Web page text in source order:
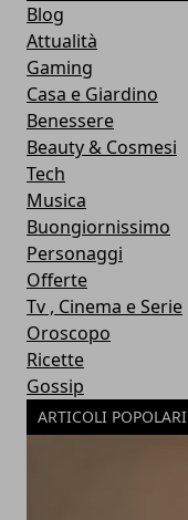
Blog
Attualità
Gaming
Casa e Giardino
Benessere
Beauty & Cosmesi
Tech
Musica
Buongiornissimo
Personaggi
Offerte
Tv , Cinema e Serie
Oroscopo
Ricette
Gossip
ARTICOLI POPOLARI